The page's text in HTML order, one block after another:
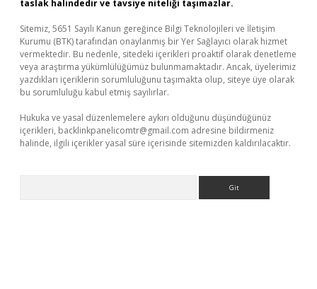
taslak halindedir ve tavsiye niteliği taşımazlar.
Sitemiz, 5651 Sayılı Kanun gereğince Bilgi Teknolojileri ve İletişim
Kurumu (BTK) tarafından onaylanmış bir Yer Sağlayıcı olarak hizmet
vermektedir. Bu nedenle, sitedeki içerikleri proaktif olarak denetleme
veya araştırma yükümlülüğümüz bulunmamaktadır. Ancak, üyelerimiz
yazdıkları içeriklerin sorumluluğunu taşımakta olup, siteye üye olarak
bu sorumluluğu kabul etmiş sayılırlar.
Hukuka ve yasal düzenlemelere aykırı olduğunu düşündüğünüz
içerikleri, backlinkpanelicomtr@gmail.com adresine bildirmeniz
halinde, ilgili içerikler yasal süre içerisinde sitemizden kaldırılacaktır.